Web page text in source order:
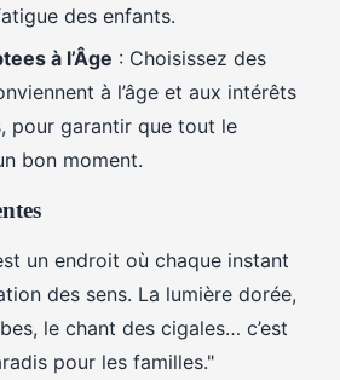
des enfants.
à l’Âge : Choisissez des
à l’âge et aux intérêts
pour garantir que tout le
bon moment.
un endroit où chaque instant
des sens. La lumière dorée,
le chant des cigales… c’est
pour les familles."